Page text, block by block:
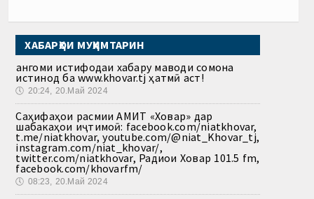
ХАБАРҲОИ МУҲИМТАРИН
Ҳангоми истифодаи хабару маводи сомона
истинод ба www.khovar.tj ҳатмӣ аст!
🕔 20:24, 20.Май 2024
Саҳифаҳои расмии АМИТ «Ховар» дар
шабакаҳои иҷтимоӣ: facebook.com/niatkhovar,
t.me/niatkhovar, youtube.com/@niat_Khovar_tj,
instagram.com/niat_khovar/,
twitter.com/niatkhovar, Радиои Ховар 101.5 fm,
facebook.com/khovarfm/
🕔 08:23, 20.Май 2024